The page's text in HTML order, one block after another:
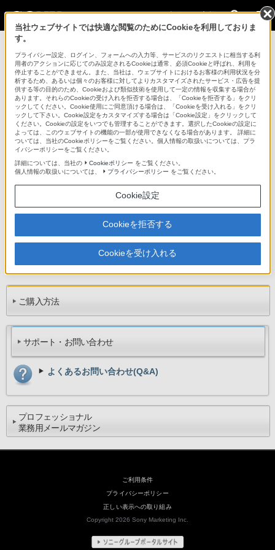
法人のお客様
カムコーダー用周辺機器・アクセサリー >
品・アクセサリー
法人のお客様
カムコーダー用周辺機器・アクセサリー
HC-EX3
ハードキャリングケース
対応商品・アクセサリー
XDCAM EX(1)
ご購入方法
サポート・お問い合わせ
よくあるお問い合わせ(Q&A)
プロフェッショナル
業務用メールマガジン
ご利用条件
プライバシーポリシー
正しい表示への取り組み
Copyright 2026 Sony Marketing Inc.
当社ウェブサイトでは快適な閲覧のためにCookieを利用しておりま
す。
プライバシー設定、ログイン、フォームへの入力等、サービスのリクエストに相当する利
用者のアクションに応じてのみ設定されるCookieは通常、必須Cookieと呼ばれ、利用を
停止することができません。また、当社は、ウェブサイトにおけるお客様の利用状況を分
析するため、あるいは個々のお客様に対してよりカスタマイズされたサービス・広告を提
供する等の目的のため、Cookieおよび類似技術を使用して一定の情報を収集する場合が
あります。それらのCookieの受け入れを拒否する場合は、「Cookieを拒否する」をクリ
ックしてください。Cookie使用にご同意頂ける場合は、「Cookieを受け入れる」をクリ
ックして下さい。Cookie設定をカスタマイズする場合は「Cookie設定」をクリックして
ください。Cookieの設定をいつでも管理することができます。選択したCookieの設定に
よっては、このウェブサイトの機能の一部が使用できなくなる場合があります。 詳細に
ついては、当社のCookieポリシーをご覧ください。個人情報の取扱いについては、プラ
イバシーポリシーをご覧ください。
詳細については、当社の
Cookieポリシー をご覧ください。
個人情報の取扱いについては、
プライバシーポリシー をご覧ください。
Cookie設定
Cookieを拒否する
Cookieを受け入れる